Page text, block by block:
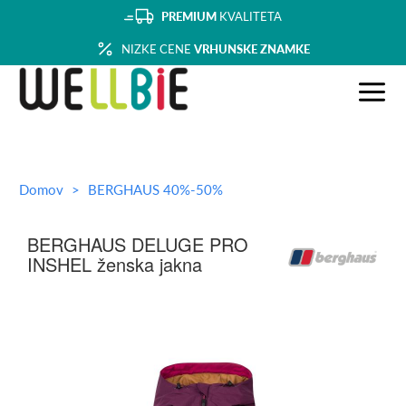
PREMIUM KVALITETA
NIZKE CENE VRHUNSKE ZNAMKE
Domov BERGHAUS 40%-50%
BERGHAUS DELUGE PRO
INSHEL ženska jakna